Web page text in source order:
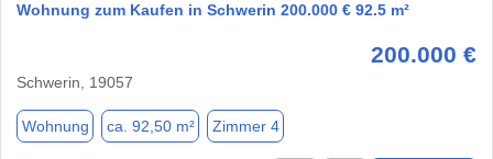
Wohnung zum Kaufen in Schwerin 200.000 € 92.5 m²
200.000 €
Schwerin, 19057
Wohnung ca. 92,50 m² Zimmer 4